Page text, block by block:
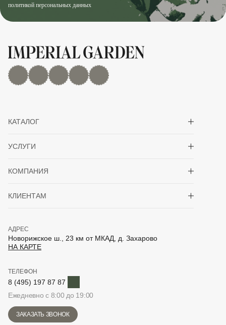
политикой персональных данных
MAX Дзен YouTuberutubeTelegram
КАТАЛОГ
УСЛУГИ
КОМПАНИЯ
КЛИЕНТАМ
АДРЕС
Новорижское ш., 23 км от МКАД, д. Захарово
НА КАРТЕ
ТЕЛЕФОН
8 (495) 197 87 87
Ежедневно с 8:00 до 19:00
ЗАКАЗАТЬ ЗВОНОК